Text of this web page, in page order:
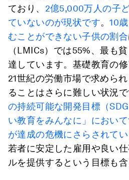
ており、 2億5,000万人の子
ていないのが現状です。10
むことができない子供の割合
（LMICs）では55%、最も
達しています。基礎教育の修
21世紀の労働市場で求めら
ることはさらに難しい状況で
の持続可能な開発目標（
い教育をみんなに」におい
が達成の危機にさらされて
若者に安定した雇用や良い
ルを提供するという目標も含